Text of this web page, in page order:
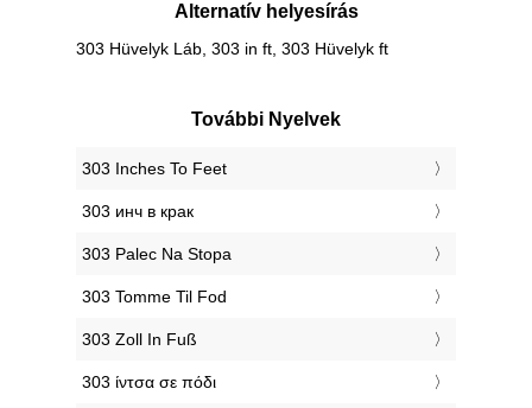
Alternatív helyesírás
303 Hüvelyk Láb, 303 in ft, 303 Hüvelyk ft
További Nyelvek
‎303 Inches To Feet
‎303 инч в крак
‎303 Palec Na Stopa
‎303 Tomme Til Fod
‎303 Zoll In Fuß
‎303 ίντσα σε πόδι